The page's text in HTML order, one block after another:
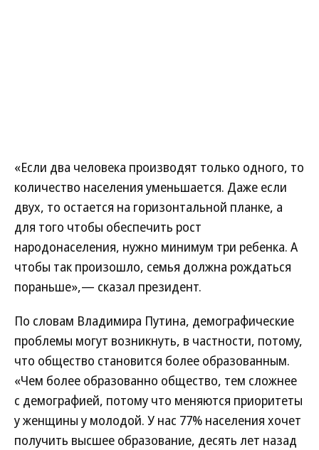
«Если два человека производят только одного, то
количество населения уменьшается. Даже если
двух, то остается на горизонтальной планке, а
для того чтобы обеспечить рост
народонаселения, нужно минимум три ребенка. А
чтобы так произошло, семья должна рождаться
пораньше»,— сказал президент.
По словам Владимира Путина, демографические
проблемы могут возникнуть, в частности, потому,
что общество становится более образованным.
«Чем более образованно общество, тем сложнее
с демографией, потому что меняются приоритеты
у женщины у молодой. У нас 77% населения хочет
получить высшее образование, десять лет назад